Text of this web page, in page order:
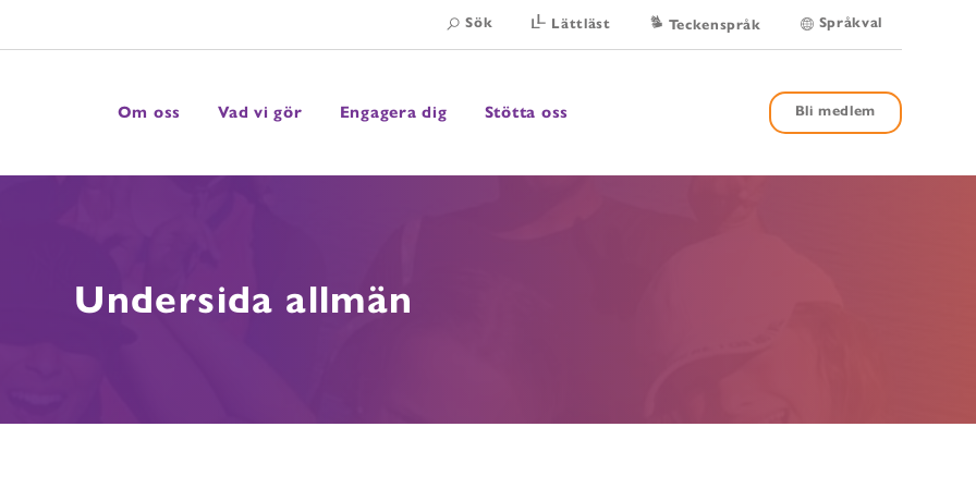
Sök Lättläst Teckenspråk Språkval
Om oss
Visa undermenyVad vi gör
Visa undermenyEngagera dig
Visa undermeny Stötta oss Bli medlem
Undersida allmän